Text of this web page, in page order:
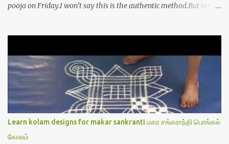
pooja on Friday.I won’t say this is the authentic method.But my
Lakshmi poojai with Thiruvilakku poojai
kolam,Hridayakamalam kolam and thiruvilakku pooja
stotram/slokas along with 108 potri in tamil. i.e Archanai slokam
in Tamil.I have tried my best to explain the pooja procedures.Hope
u will find it helpful.I have attached all the sloka pictures from our
book “ Jayamangala sthothram”. I have also typed the Shodasha
upachara pooja sthothram in Tamil & English. If u want to use
this pictures in your website,please ask our permission.Thanks for
Learn kolam designs for makar sankranti மகர சங்கராந்தி பொங்கல்
கோலம்